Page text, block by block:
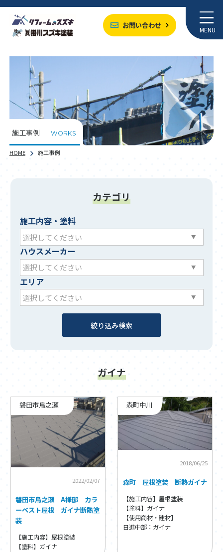
お問い合わせ MENU
施工事例 WORKS
HOME 施工事例
カテゴリ
施工内容・塗料
ハウスメーカー
エリア
ガイナ
磐田市鳥之瀬
2022/02/07
磐田市鳥之瀬 A様邸 カラ
ーベスト屋根 ガイナ断熱塗
装
【施工内容】屋根塗装
【塗料】ガイナ
森町中川
2018/06/25
森町 屋根塗装 断熱ガイナ
【施工内容】屋根塗装
【塗料】ガイナ
【使用商材・建材】
日進中部：ガイナ